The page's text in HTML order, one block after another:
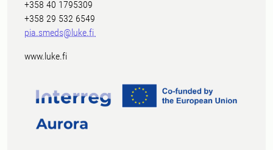
+358 40 1795309
+358 29 532 6549
pia.smeds@luke.fi
www.luke.fi